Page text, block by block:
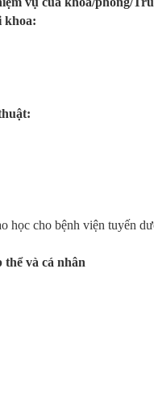
khoa:
học cho bệnh viện tuyến
và cá nhân